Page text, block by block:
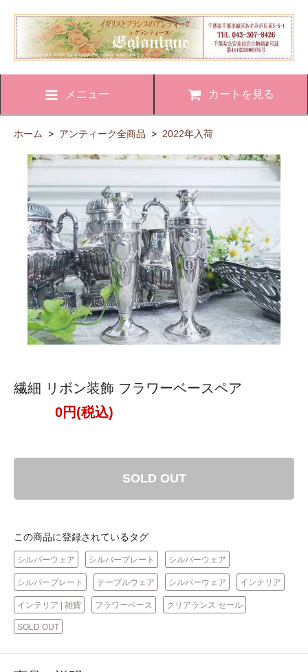
メニュー カートを見る
ホーム > アンティーク全商品 > 2022年入荷
繊細 リボン装飾 フラワーベースペア
0円(税込)
SOLD OUT
この商品に登録されているタグ
シルバーウェア シルバープレート シルバーウェア
シルバープレート テーブルウェア シルバーウェア インテリア
インテリア | 雑貨 フラワーベース クリアランス セール
SOLD OUT